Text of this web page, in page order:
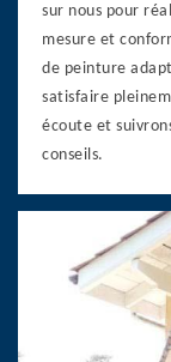
sur nous pour
mesure et
de peinture
satisfaire
écoute et
conseils.